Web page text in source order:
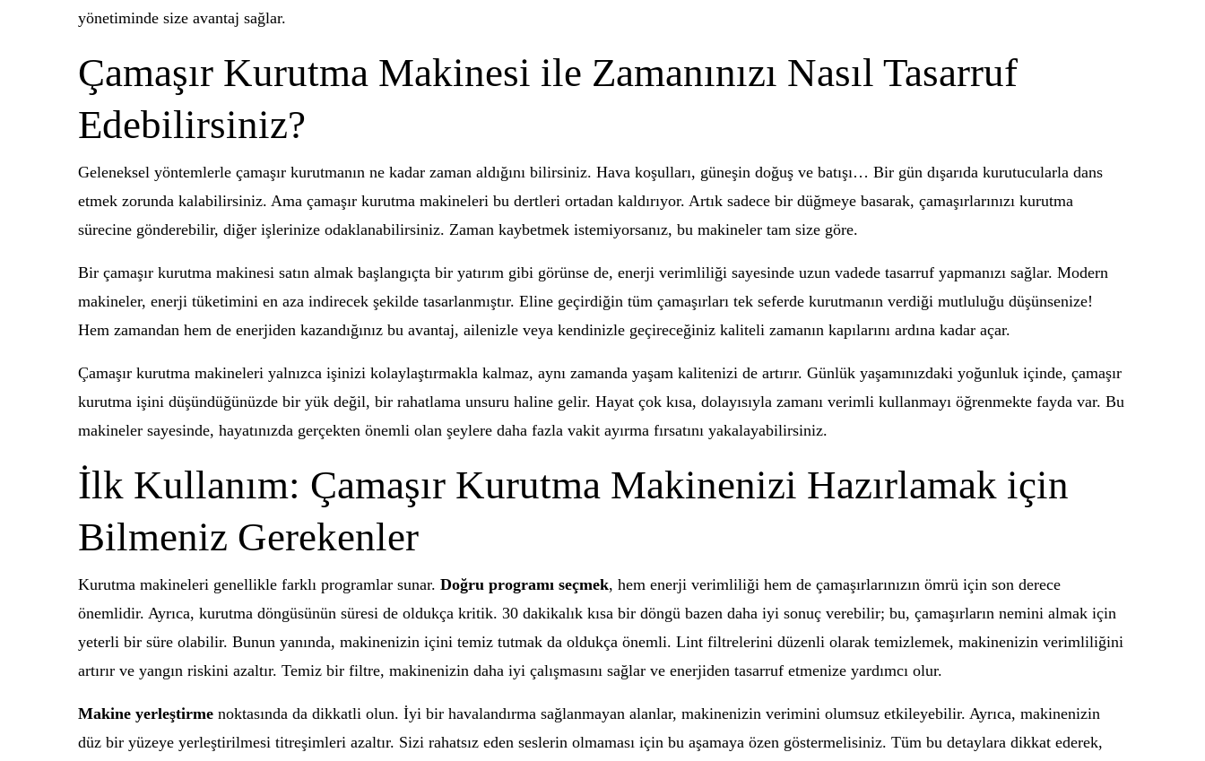
yönetiminde size avantaj sağlar.
Çamaşır Kurutma Makinesi ile Zamanınızı Nasıl Tasarruf
Edebilirsiniz?
Geleneksel yöntemlerle çamaşır kurutmanın ne kadar zaman aldığını bilirsiniz. Hava koşulları, güneşin doğuş ve batışı… Bir gün dışarıda kurutucularla dans
etmek zorunda kalabilirsiniz. Ama çamaşır kurutma makineleri bu dertleri ortadan kaldırıyor. Artık sadece bir düğmeye basarak, çamaşırlarınızı kurutma
sürecine gönderebilir, diğer işlerinize odaklanabilirsiniz. Zaman kaybetmek istemiyorsanız, bu makineler tam size göre.
Bir çamaşır kurutma makinesi satın almak başlangıçta bir yatırım gibi görünse de, enerji verimliliği sayesinde uzun vadede tasarruf yapmanızı sağlar. Modern
makineler, enerji tüketimini en aza indirecek şekilde tasarlanmıştır. Eline geçirdiğin tüm çamaşırları tek seferde kurutmanın verdiği mutluluğu düşünsenize!
Hem zamandan hem de enerjiden kazandığınız bu avantaj, ailenizle veya kendinizle geçireceğiniz kaliteli zamanın kapılarını ardına kadar açar.
Çamaşır kurutma makineleri yalnızca işinizi kolaylaştırmakla kalmaz, aynı zamanda yaşam kalitenizi de artırır. Günlük yaşamınızdaki yoğunluk içinde, çamaşır
kurutma işini düşündüğünüzde bir yük değil, bir rahatlama unsuru haline gelir. Hayat çok kısa, dolayısıyla zamanı verimli kullanmayı öğrenmekte fayda var. Bu
makineler sayesinde, hayatınızda gerçekten önemli olan şeylere daha fazla vakit ayırma fırsatını yakalayabilirsiniz.
İlk Kullanım: Çamaşır Kurutma Makinenizi Hazırlamak için
Bilmeniz Gerekenler
Kurutma makineleri genellikle farklı programlar sunar. Doğru programı seçmek, hem enerji verimliliği hem de çamaşırlarınızın ömrü için son derece
önemlidir. Ayrıca, kurutma döngüsünün süresi de oldukça kritik. 30 dakikalık kısa bir döngü bazen daha iyi sonuç verebilir; bu, çamaşırların nemini almak için
yeterli bir süre olabilir. Bunun yanında, makinenizin içini temiz tutmak da oldukça önemli. Lint filtrelerini düzenli olarak temizlemek, makinenizin verimliliğini
artırır ve yangın riskini azaltır. Temiz bir filtre, makinenizin daha iyi çalışmasını sağlar ve enerjiden tasarruf etmenize yardımcı olur.
Makine yerleştirme noktasında da dikkatli olun. İyi bir havalandırma sağlanmayan alanlar, makinenizin verimini olumsuz etkileyebilir. Ayrıca, makinenizin
düz bir yüzeye yerleştirilmesi titreşimleri azaltır. Sizi rahatsız eden seslerin olmaması için bu aşamaya özen göstermelisiniz. Tüm bu detaylara dikkat ederek,